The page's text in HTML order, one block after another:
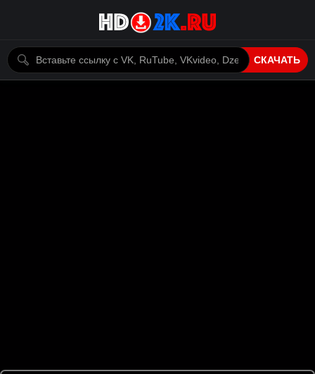
СКАЧАТЬ